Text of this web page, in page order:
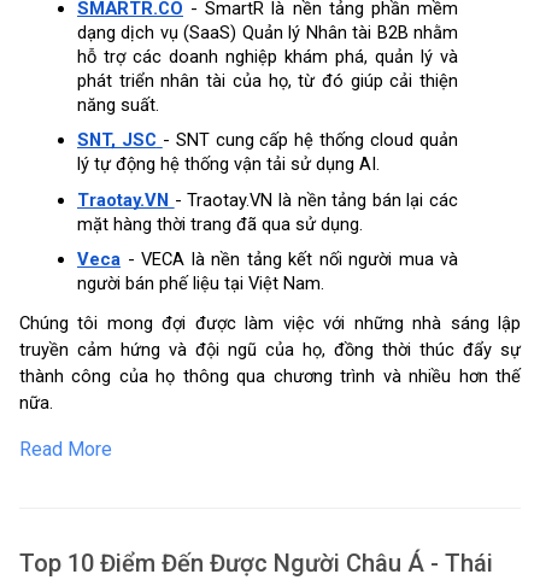
SMARTR.CO - SmartR là nền tảng phần mềm
dạng dịch vụ (SaaS) Quản lý Nhân tài B2B nhằm
hỗ trợ các doanh nghiệp khám phá, quản lý và
phát triển nhân tài của họ, từ đó giúp cải thiện
năng suất.
SNT, JSC - SNT cung cấp hệ thống cloud quản
lý tự động hệ thống vận tải sử dụng AI.
Traotay.VN - Traotay.VN là nền tảng bán lại các
mặt hàng thời trang đã qua sử dụng.
Veca - VECA là nền tảng kết nối người mua và
người bán phế liệu tại Việt Nam.
Chúng tôi mong đợi được làm việc với những nhà sáng lập
truyền cảm hứng và đội ngũ của họ, đồng thời thúc đẩy sự
thành công của họ thông qua chương trình và nhiều hơn thế
nữa.
Read More
Top 10 Điểm Đến Được Người Châu Á - Thái